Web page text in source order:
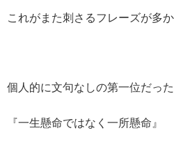
これがまた刺さるフレーズが多
個人的に文句なしの第一位だった
『一生懸命ではなく一所懸命』